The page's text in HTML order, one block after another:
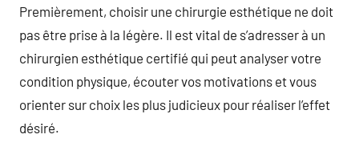
Premièrement, choisir une chirurgie esthétique ne doit
pas être prise à la légère. Il est vital de s’adresser à un
chirurgien esthétique certifié qui peut analyser votre
condition physique, écouter vos motivations et vous
orienter sur choix les plus judicieux pour réaliser l’effet
désiré.